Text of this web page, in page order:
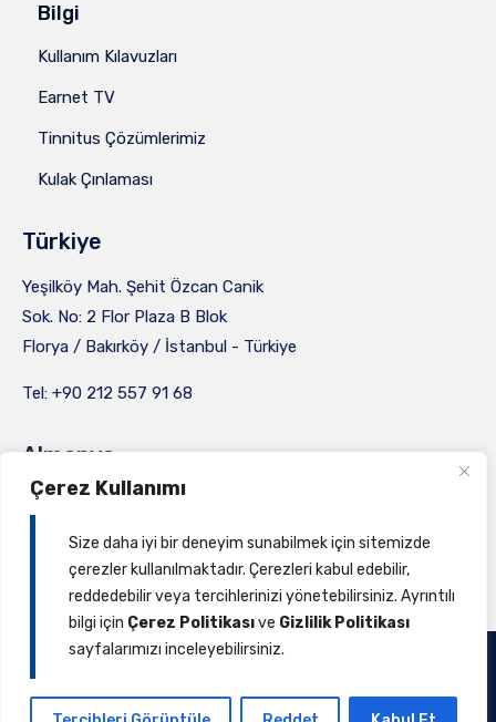
Çerez Kullanımı
Size daha iyi bir deneyim sunabilmek için sitemizde
çerezler kullanılmaktadır. Çerezleri kabul edebilir,
reddedebilir veya tercihlerinizi yönetebilirsiniz. Ayrıntılı
bilgi için Çerez Politikasıve Gizlilik Politikası
sayfalarımızı inceleyebilirsiniz.
Bilgi
Kullanım Kılavuzları
Earnet TV
Tinnitus Çözümlerimiz
Kulak Çınlaması
Türkiye
Yeşilköy Mah. Şehit Özcan Canik
Sok. No: 2 Flor Plaza B Blok
Florya / Bakırköy / İstanbul - Türkiye
Tel: +90 212 557 91 68
Almanya
Oslebshauser Heerstraße 23,
28239 Bremen / Germany
Tel: +49 4 216 659 89 23
Çerez Politikası